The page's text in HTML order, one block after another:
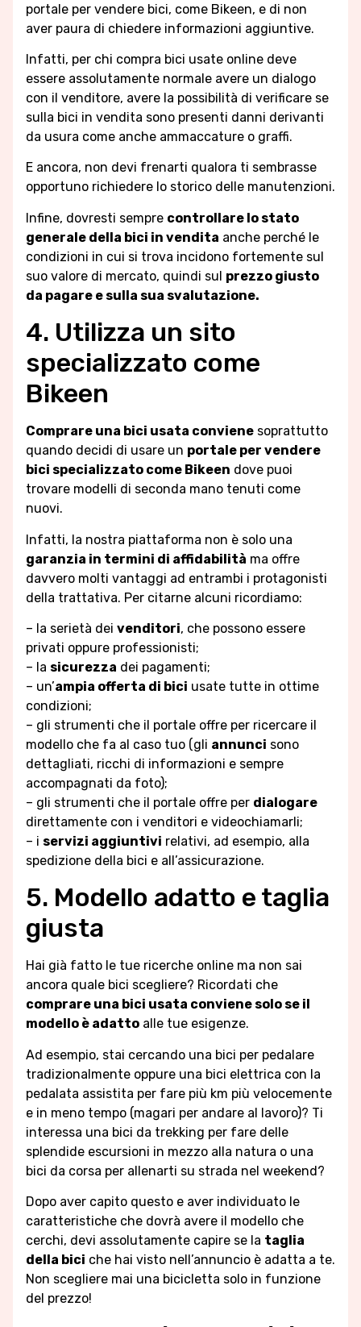
portale per vendere bici, come Bikeen, e di non
aver paura di chiedere informazioni aggiuntive.
Infatti, per chi compra bici usate online deve
essere assolutamente normale avere un dialogo
con il venditore, avere la possibilità di verificare se
sulla bici in vendita sono presenti danni derivanti
da usura come anche ammaccature o graffi.
E ancora, non devi frenarti qualora ti sembrasse
opportuno richiedere lo storico delle manutenzioni.
Infine, dovresti sempre controllare lo stato
generale della bici in vendita anche perché le
condizioni in cui si trova incidono fortemente sul
suo valore di mercato, quindi sul prezzo giusto
da pagare e sulla sua svalutazione.
4. Utilizza un sito
specializzato come
Bikeen
Comprare una bici usata conviene soprattutto
quando decidi di usare un portale per vendere
bici specializzato come Bikeen dove puoi
trovare modelli di seconda mano tenuti come
nuovi.
Infatti, la nostra piattaforma non è solo una
garanzia in termini di affidabilità ma offre
davvero molti vantaggi ad entrambi i protagonisti
della trattativa. Per citarne alcuni ricordiamo:
– la serietà dei venditori, che possono essere
privati oppure professionisti;
– la sicurezza dei pagamenti;
– un’ampia offerta di bici usate tutte in ottime
condizioni;
– gli strumenti che il portale offre per ricercare il
modello che fa al caso tuo (gli annunci sono
dettagliati, ricchi di informazioni e sempre
accompagnati da foto);
– gli strumenti che il portale offre per dialogare
direttamente con i venditori e videochiamarli;
– i servizi aggiuntivi relativi, ad esempio, alla
spedizione della bici e all’assicurazione.
5. Modello adatto e taglia
giusta
Hai già fatto le tue ricerche online ma non sai
ancora quale bici scegliere? Ricordati che
comprare una bici usata conviene solo se il
modello è adatto alle tue esigenze.
Ad esempio, stai cercando una bici per pedalare
tradizionalmente oppure una bici elettrica con la
pedalata assistita per fare più km più velocemente
e in meno tempo (magari per andare al lavoro)? Ti
interessa una bici da trekking per fare delle
splendide escursioni in mezzo alla natura o una
bici da corsa per allenarti su strada nel weekend?
Dopo aver capito questo e aver individuato le
caratteristiche che dovrà avere il modello che
cerchi, devi assolutamente capire se la taglia
della bici che hai visto nell’annuncio è adatta a te.
Non scegliere mai una bicicletta solo in funzione
del prezzo!